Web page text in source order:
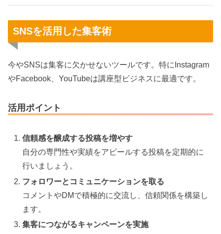
SNSを活用した集客術
今やSNSは集客に欠かせないツールです。特にInstagram
やFacebook、YouTubeは講座型ビジネスに最適です。
活用ポイント
信頼感を醸成する投稿を増やす
自分の専門性や実績をアピールする投稿を定期的に
行いましょう。
フォロワーとコミュニケーションを取る
コメントやDMで積極的に交流し、信頼関係を構築し
ます。
集客につながるキャンペーンを実施